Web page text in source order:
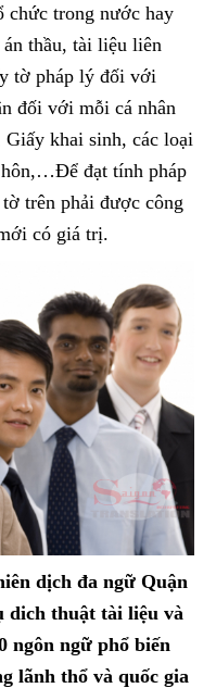
chức trong nước hay
thầu, tài liệu liên
tờ pháp lý đối với
đối với mỗi cá nhân
khai sinh, các loại
đạt tính pháp
trên phải được công
có giá trị.
dịch đa ngữ Quận
dich thuật tài liệu và
ngôn ngữ phổ biến
lãnh thổ và quốc gia